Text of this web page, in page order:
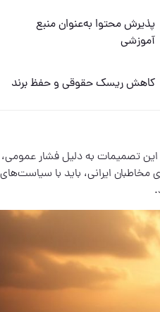
پذیرش محتوا به‌عنوان منبع
آموزشی
کاهش ریسک حقوقی و حفظ برند
این تصمیمات به دلیل فشار عمومی،
ایرانی، باید با